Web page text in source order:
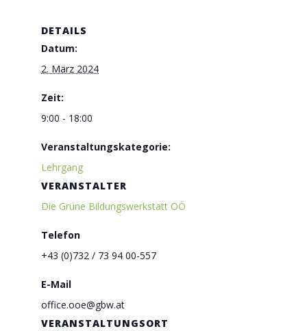
DETAILS
Datum:
2. März 2024
Zeit:
9:00 - 18:00
Veranstaltungskategorie:
Lehrgang
VERANSTALTUNGSORT
VERANSTALTER
Die Grüne Bildungswerkstatt OÖ
Telefon
+43 (0)732 / 73 94 00-557
E-Mail
office.ooe@gbw.at